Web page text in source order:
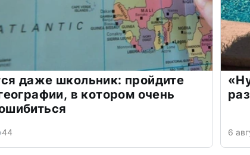
даже школьник: пройдите
в котором очень
44 6